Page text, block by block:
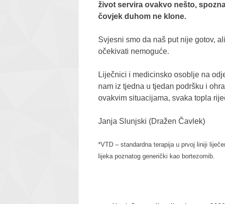
život servira ovakvo nešto,
čovjek duhom ne klone.
Svjesni smo da naš put nije gotov,
očekivati nemoguće.
Liječnici i medicinsko osoblje na
nam iz tjedna u tjedan podršku i
ovakvim situacijama, svaka topla
Janja Slunjski (Dražen Čavlek)
*VTD – standardna terapija u prvoj liniji
lijeka poznatog generički kao bortezomib.